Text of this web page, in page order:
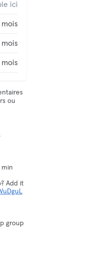
ici
ou
min
Add it
group